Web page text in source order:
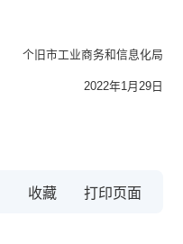
商务和信息化局
年1月29日
收藏